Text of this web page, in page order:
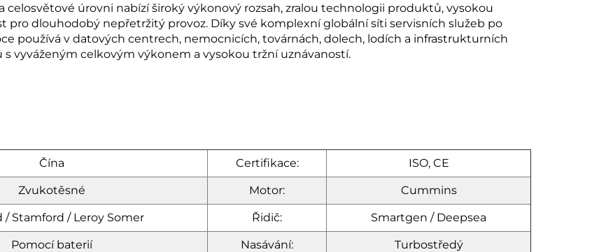
úrovni nabízí široký výkonový rozsah, zralou technologii produktů, vysokou
pro dlouhodobý nepřetržitý provoz. Díky své komplexní globální síti servisních služeb po
používá v datových centrech, nemocnicích, továrnách, dolech, lodích a infrastrukturních
vyváženým celkovým výkonem a vysokou tržní uznávaností.
Čína Certifikace: ISO, CE
Zvukotěsné Motor: Cummins
/ Stamford / Leroy Somer Řidič: Smartgen / Deepsea
Pomocí baterií Nasávání: Turbostředý